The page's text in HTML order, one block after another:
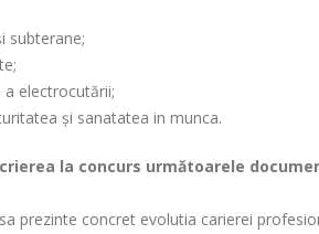
subterane;
electrocutării;
și sanatatea in munca.
la concurs următoarele
prezinte concret evolutia carierei